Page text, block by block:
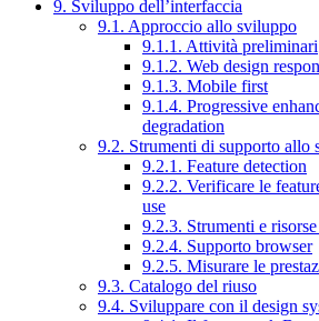
9. Sviluppo dell’interfaccia
9.1. Approccio allo sviluppo
9.1.1. Attività preliminari
9.1.2. Web design
9.1.3. Mobile first
9.1.4. Progressive
degradation
9.2. Strumenti di supporto allo
9.2.1. Feature detection
9.2.2. Verificare le
use
9.2.3. Strumenti e
9.2.4. Supporto browser
9.2.5. Misurare le
9.3. Catalogo del riuso
9.4. Sviluppare con il design